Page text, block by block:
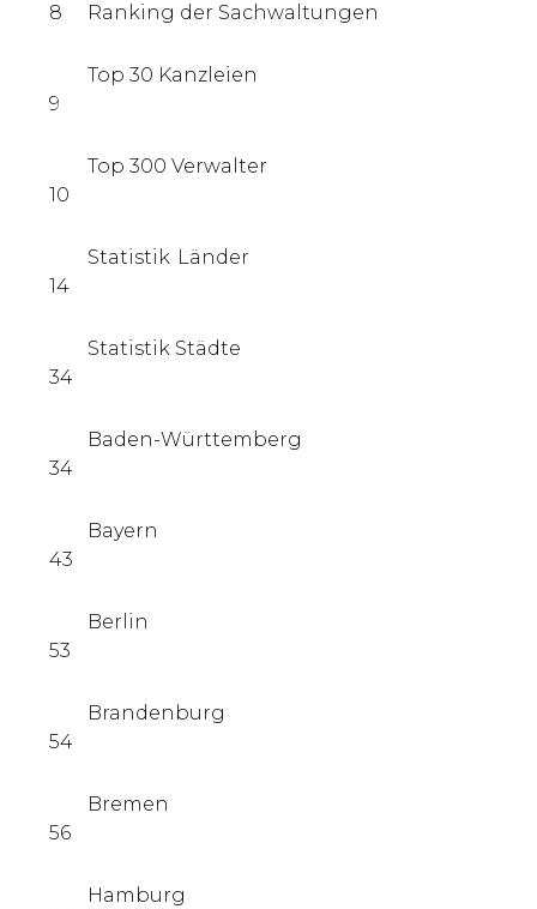
8
Ranking der Sachwaltungen
9
Top 30 Kanzleien
10
Top 300 Verwalter
14
Statistik Länder
34
Statistik Städte
34
Baden-Württemberg
43
Bayern
53
Berlin
54
Brandenburg
56
Bremen
Hamburg